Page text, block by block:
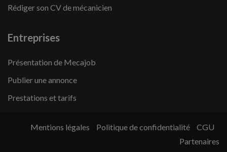
Rédiger son CV de mécanicien
Entreprises
Présentation de Mecajob
Publier une annonce
Prestations et tarifs
Mentions légales Politique de confidentialité
CGU
Partenaires